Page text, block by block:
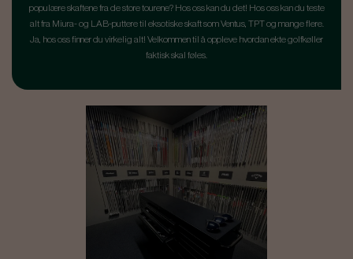
populære skaftene fra de store tourene? Hos oss kan du det! Hos oss kan du teste
alt fra Miura- og LAB-puttere til eksotiske skaft som Ventus, TPT og mange flere.
Ja, hos oss finner du virkelig alt! Velkommen til å oppleve hvordan ekte golfkøller
faktisk skal føles.